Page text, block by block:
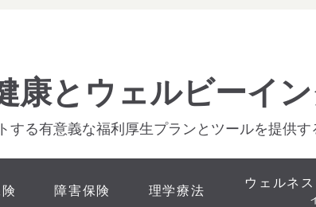
康とウェルビーイ
る有意義な福利厚生プランとツールを提供す
障害保険 理学療法
ウェルネ